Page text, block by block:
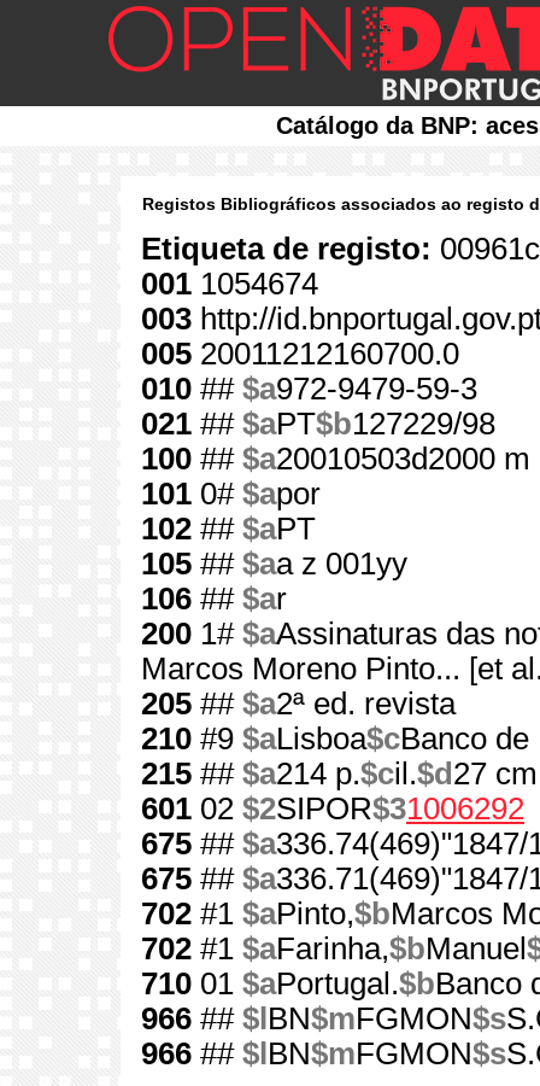
Catálogo da BNP:
Registos Bibliográficos associados ao registo
Etiqueta de registo:
001 1054674
003 http://
005 20011212160700.0
010 ## $a972-9479-59-3
021 ## $aPT$b127229/98
100 ## $a20010503d2000
101 0# $apor
102 ## $aPT
105 ## $aa z 001yy
106 ## $ar
200 1# $aAssinaturas das
Marcos Moreno Pinto... [et
205 ## $a2ª ed. revista
210 #9 $aLisboa$cBanco de
215 ## $a214 p.$cil.$d 27 cm
601 02 $2SIPOR$31006292
675 ## $a336.74(469)"1847/
675 ## $a336.71(469)"1847/
702 #1 $aPinto,$bMarcos
702 #1 $aFarinha,$bManuel
710 01 $aPortugal.$bBanco
966 ## $l BN$mFGMON$s
966 ## $l BN$mFGMON$s